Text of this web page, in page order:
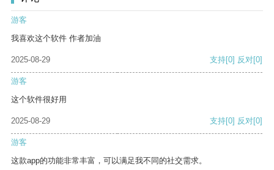
游客
我喜欢这个软件 作者加油
2025-08-29 支持[0] 反对[0]
游客
这个软件很好用
2025-08-29 支持[0] 反对[0]
游客
这款app的功能非常丰富，可以满足我不同的社交需求。